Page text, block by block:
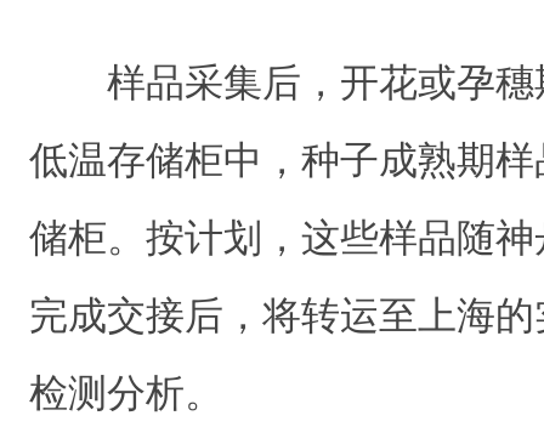
样品采集后，开花或孕穗
低温存储柜中，种子成熟期
储柜。按计划，这些样品随
完成交接后，将转运至上海
检测分析。